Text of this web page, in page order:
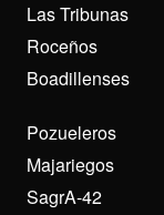
Las Tribunas
Roceños
Boadillenses
Pozueleros
Majariegos
SagrA-42